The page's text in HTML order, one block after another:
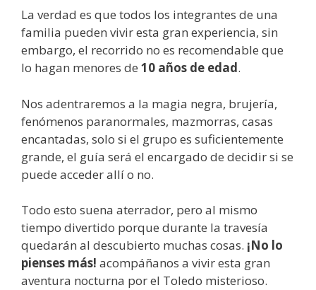
La verdad es que todos los integrantes de una
familia pueden vivir esta gran experiencia, sin
embargo, el recorrido no es recomendable que
lo hagan menores de 10 años de edad.
Nos adentraremos a la magia negra, brujería,
fenómenos paranormales, mazmorras, casas
encantadas, solo si el grupo es suficientemente
grande, el guía será el encargado de decidir si se
puede acceder allí o no.
Todo esto suena aterrador, pero al mismo
tiempo divertido porque durante la travesía
quedarán al descubierto muchas cosas. ¡No lo
pienses más! acompáñanos a vivir esta gran
aventura nocturna por el Toledo misterioso.